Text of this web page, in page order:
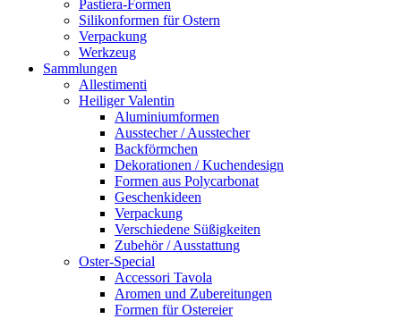
Pastiera-Formen
Silikonformen für Ostern
Verpackung
Werkzeug
Sammlungen
Allestimenti
Heiliger Valentin
Aluminiumformen
Ausstecher / Ausstecher
Backförmchen
Dekorationen / Kuchendesign
Formen aus Polycarbonat
Geschenkideen
Verpackung
Verschiedene Süßigkeiten
Zubehör / Ausstattung
Oster-Special
Accessori Tavola
Aromen und Zubereitungen
Formen für Ostereier